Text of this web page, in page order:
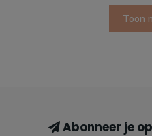
Toon
Abonneer je